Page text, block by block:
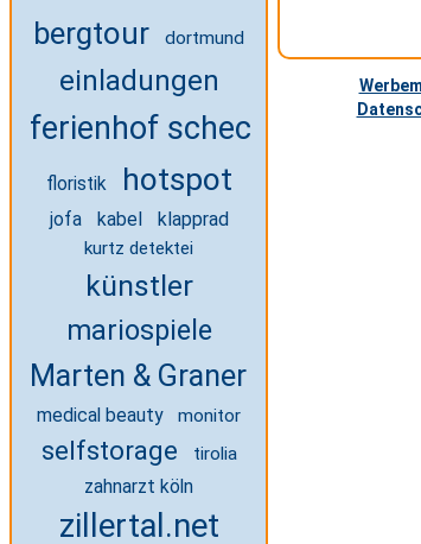
bergtour dortmund
einladungen
ferienhof scheck
floristik hotspot
jofa kabel klapprad
kurtz detektei
künstler
mariospiele
Marten & Graner
medical beauty monitor
selfstorage tirolia
zahnarzt köln
zillertal.net